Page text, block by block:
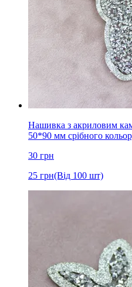
Нашивка з акриловим
50*90 мм срібного
30 грн
25 грн(Від 100 шт)